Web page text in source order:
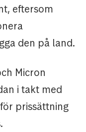
eftersom
den på land.
Micron
i takt med
prissättning